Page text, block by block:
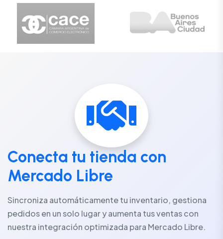
Conecta tu tienda con
Mercado Libre
Sincroniza automáticamente tu inventario, gestiona
pedidos en un solo lugar y aumenta tus ventas con
nuestra integración optimizada para Mercado Libre.